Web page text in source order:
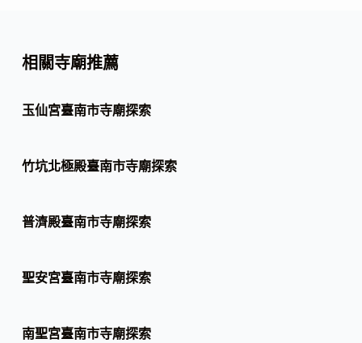
相關寺廟推薦
玉仙宮臺南市寺廟探索
竹坑北極殿臺南市寺廟探索
普濟殿臺南市寺廟探索
聖安宮臺南市寺廟探索
南聖宮臺南市寺廟探索